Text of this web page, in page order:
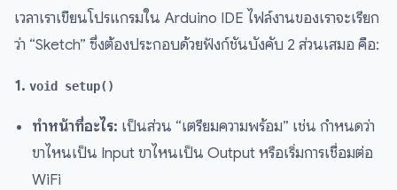
เวลาเราเขียนโปรแกรมใน Arduino IDE ไฟล์งานของเราจะเรียก
ว่า “Sketch” ซึ่งต้องประกอบด้วยฟังก์ชันบังคับ 2 ส่วนเสมอ คือ:
1. void setup()
ทำหน้าที่อะไร: เป็นส่วน “เตรียมความพร้อม” เช่น กำหนดว่า
ขาไหนเป็น Input ขาไหนเป็น Output หรือเริ่มการเชื่อมต่อ
WiFi